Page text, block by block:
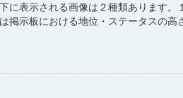
に表示される画像は２種類あります
掲示板における地位・ステータスの